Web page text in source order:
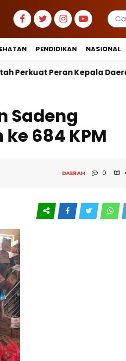
PENDIDIKAN NASIONAL
Daerah Untuk
Sadeng
684 KPM
DAERAH 0